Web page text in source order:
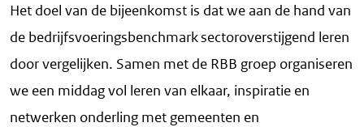
Het doel van de bijeenkomst is dat we aan de hand van
de bedrijfsvoeringsbenchmark sectoroverstijgend leren
door vergelijken. Samen met de RBB groep organiseren
we een middag vol leren van elkaar, inspiratie en
netwerken onderling met gemeenten en